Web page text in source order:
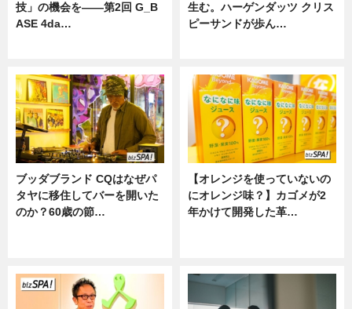
技」の機会を——第2回 G_B
ASE 4da…
生む。ハーゲンダッツ クリス
ピーサンドが歩ん…
ブッダブランド CQはなぜパ
タヤに移住してバーを開いた
のか？60歳の節…
【オレンジを使っていないの
にオレンジ味？】カゴメが2
年かけて開発した革…